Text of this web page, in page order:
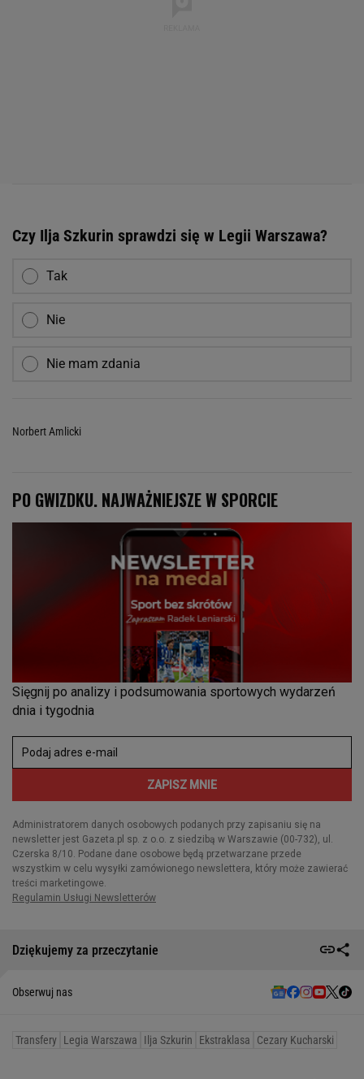
Czy Ilja Szkurin sprawdzi się w Legii Warszawa?
Tak
Nie
Nie mam zdania
Norbert Amlicki
Dziękujemy za przeczytanie
Obserwuj nas
Transfery Legia Warszawa Ilja Szkurin Ekstraklasa Cezary Kucharski